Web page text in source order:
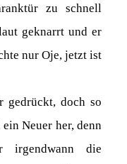
zu schnell
geknarrt und er
nur Oje, jetzt ist
gedrückt, doch so
Neuer her, denn
irgendwann die